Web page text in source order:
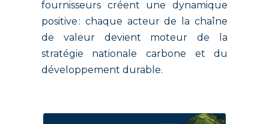
fournisseurs créent une dynamique
positive : chaque acteur de la chaîne
de valeur devient moteur de la
stratégie nationale carbone et du
développement durable.